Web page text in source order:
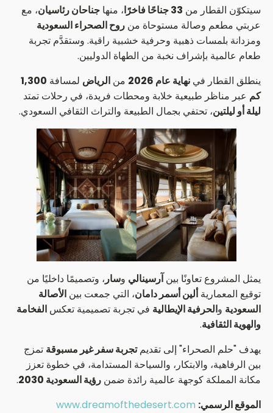
سيتكوّن القطار من 33 جناحًا فاخرًا ، منها جناحان رئاسيان، مع
عربتي مطعم وصالة مستوحاة من روح الصحراء السعودية
ومزدانة بلمسات ذهبية وحرفية خشبية راقية. وستقدَّم تجربة
طعام عالمية بإشراف نخبة من الطهاة الدوليين.
ينطلق القطار في نهاية عام 2026 من الرياض لمسافة 1,300
كم عبر مناظر طبيعية خلابة ومحطات فريدة، في رحلات تمتد
ليلة أو ليلتين، تحتفي بجمال الطبيعة والتراث الثقافي السعودي.
يمثل المشروع تعاونًا بين آرسينالي وسار، وتصميمًا داخليًا من
توقيع المعماريةألين أسمر دامان، التي جمعت بين الأصالة
السعودية والحرفية الإيطالية في تجربة تصميمية تعكس الفخامة
والهوية الثقافية.
يهدف "حلم الصحراء" إلى تقديمتجربة سفر غير مسبوقة تمزج
بين الرفاهية، والابتكار، والسياحة المستدامة، في خطوة تعزز
مكانة المملكة كوجهة عالمية رائدة ضمن رؤية السعودية 2030
.
الموقع الرسمي: www.dreamofthedesert.com